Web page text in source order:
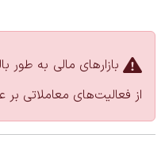
بازارهای مالی به
از فعالیت‌های معاملاتی